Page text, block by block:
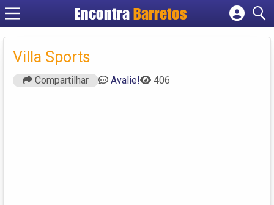
Encontra Barretos
Cadastrar empresa
Villa Sports
Compartilhar Avalie! 406